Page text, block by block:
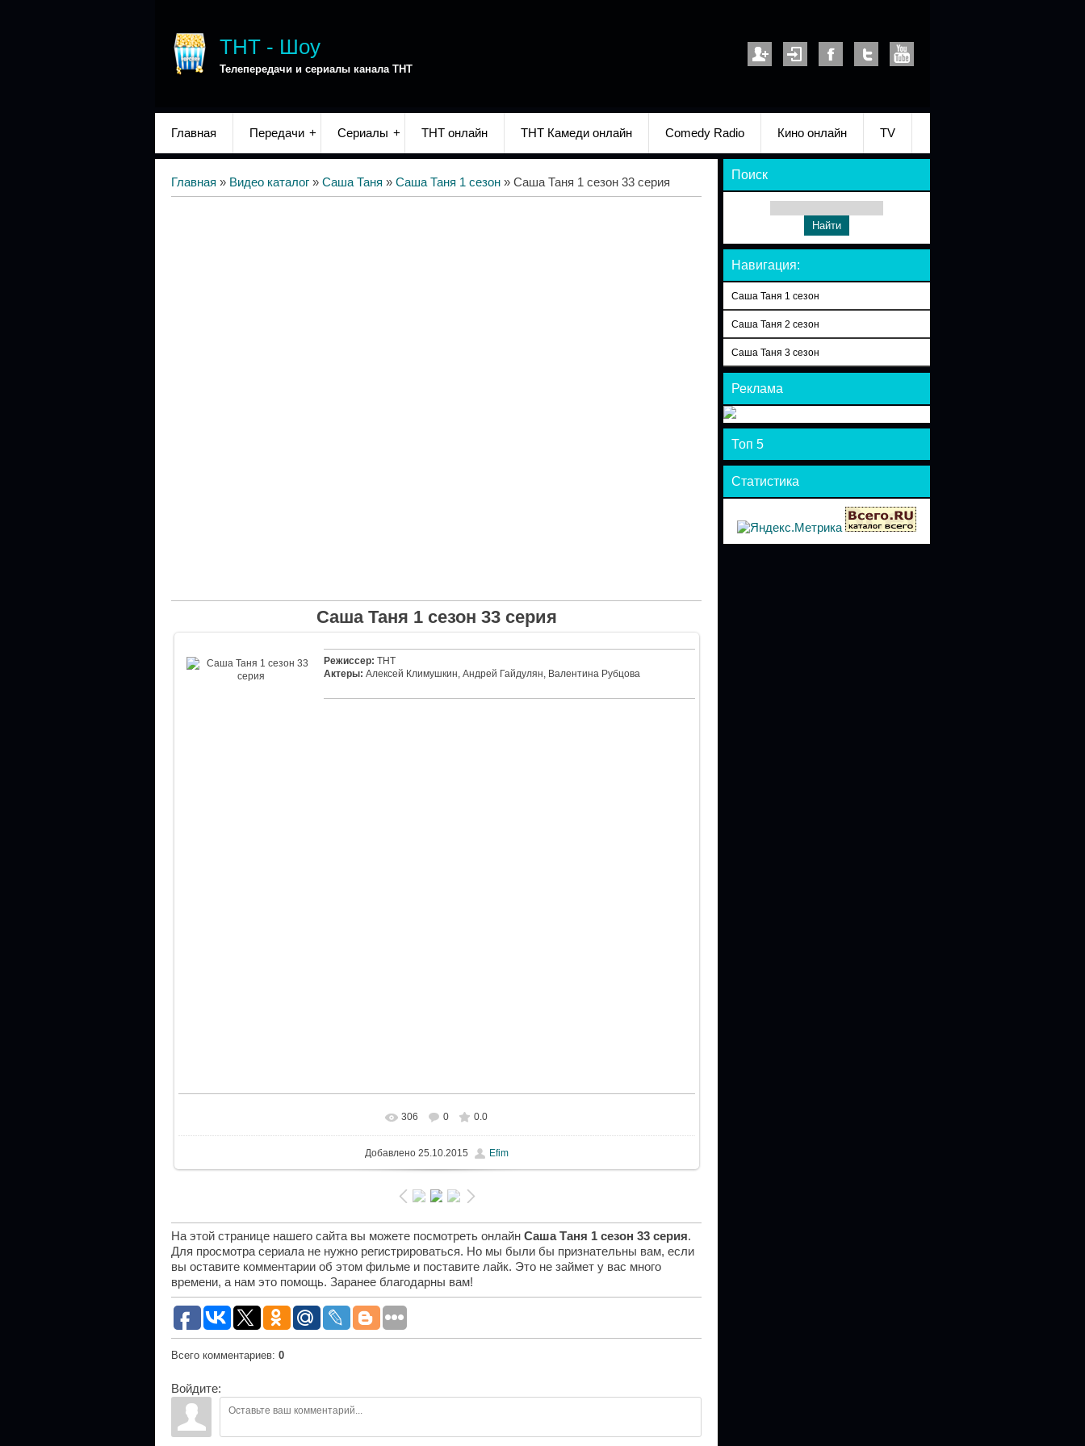
ТНТ - Шоу
Телепередачи и сериалы канала ТНТ
Главная Передачи Сериалы ТНТ онлайн ТНТ Камеди онлайн Comedy Radio Кино онлайн TV
Главная » Видео каталог » Саша Таня » Саша Таня 1 сезон » Саша Таня 1 сезон 33 серия
Саша Таня 1 сезон 33 серия
Режиссер: ТНТ
Актеры: Алексей Климушкин, Андрей Гайдулян, Валентина Рубцова
306 0 0.0
Добавлено25.10.2015 Efim
На этой странице нашего сайта вы можете посмотреть онлайн Саша Таня 1 сезон 33 серия.
Для просмотра сериала не нужно регистрироваться. Но мы были бы признательны вам, если
вы оставите комментарии об этом фильме и поставите лайк. Это не займет у вас много
времени, а нам это помощь. Заранее благодарны вам!
Всего комментариев: 0
Войдите:
Поиск
Навигация:
Саша Таня 1 сезон
Саша Таня 2 сезон
Саша Таня 3 сезон
Реклама
Топ 5
Статистика